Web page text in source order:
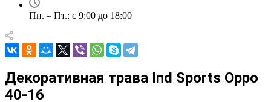
Пн. – Пт.: с 9:00 до 18:00
Декоративная трава Ind Sports Oppo
40-16